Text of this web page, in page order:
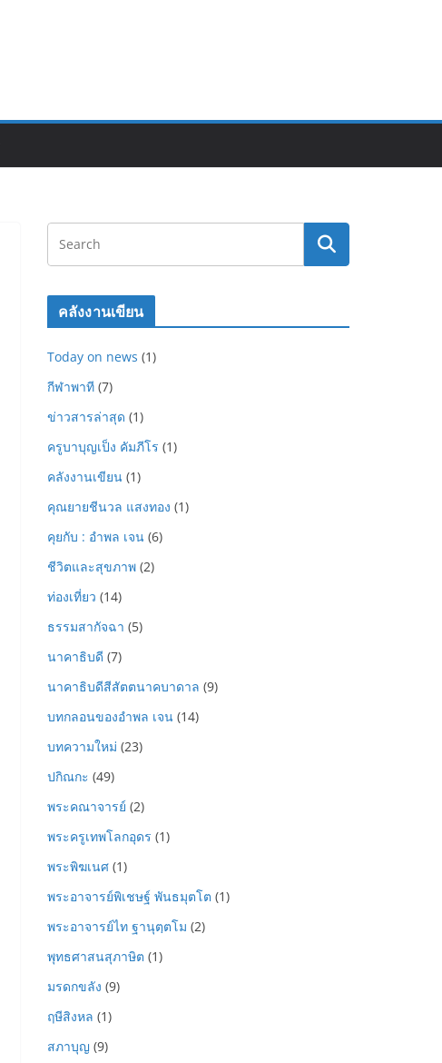
คลังงานเขียน
Today on news (1)
กีฬาพาที (7)
ข่าวสารล่าสุด (1)
ครูบาบุญเป็ง คัมภีโร (1)
คลังงานเขียน (1)
คุณยายชีนวล แสงทอง (1)
คุยกับ : อำพล เจน (6)
ชีวิตและสุขภาพ (2)
ท่องเที่ยว (14)
ธรรมสากัจฉา (5)
นาคาธิบดี (7)
นาคาธิบดีสีสัตตนาคบาดาล (9)
บทกลอนของอำพล เจน (14)
บทความใหม่ (23)
ปกิณกะ (49)
พระคณาจารย์ (2)
พระครูเทพโลกอุดร (1)
พระพิฆเนศ (1)
พระอาจารย์พิเชษฐ์ พันธมุตโต (1)
พระอาจารย์ไท ฐานุตฺตโม (2)
พุทธศาสนสุภาษิต (1)
มรดกขลัง (9)
ฤษีสิงหล (1)
สภาบุญ (9)